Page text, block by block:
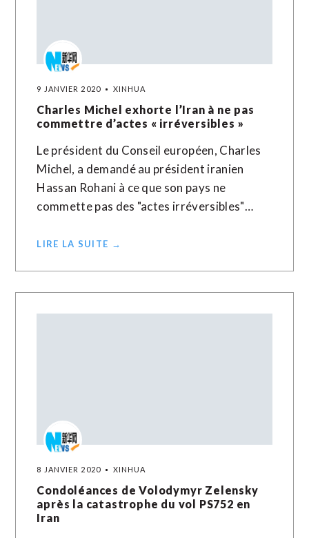
9 JANVIER 2020 XINHUA
Charles Michel exhorte l’Iran à ne pas
commettre d’actes « irréversibles »
Le président du Conseil européen, Charles
Michel, a demandé au président iranien
Hassan Rohani à ce que son pays ne
commette pas des "actes irréversibles"…
LIRE LA SUITE →
8 JANVIER 2020 XINHUA
Condoléances de Volodymyr Zelensky
après la catastrophe du vol PS752 en
Iran